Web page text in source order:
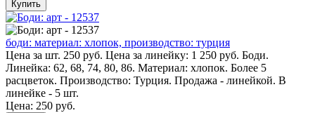
Купить
боди: материал: хлопок, производство: турция
Цена за шт. 250 руб. Цена за линейку: 1 250 руб. Боди.
Линейка: 62, 68, 74, 80, 86. Материал: хлопок. Более 5
расцветок. Производство: Турция. Продажа - линейкой. В
линейке - 5 шт.
Цена: 250 руб.